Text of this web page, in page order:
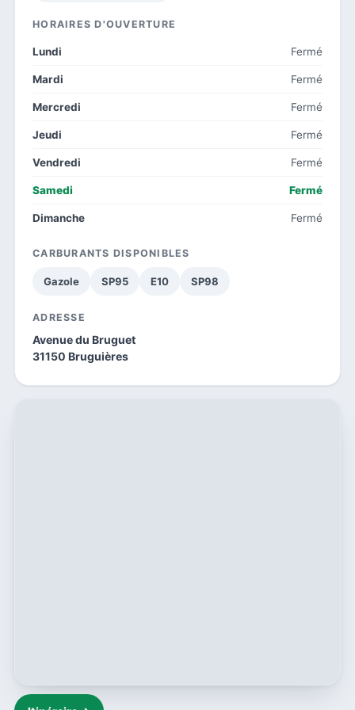
HORAIRES D'OUVERTURE
Lundi Fermé
Mardi Fermé
Mercredi Fermé
Jeudi Fermé
Vendredi Fermé
Samedi Fermé
Dimanche Fermé
CARBURANTS DISPONIBLES
Gazole SP95 E10 SP98
ADRESSE
Avenue du Bruguet
31150 Bruguières